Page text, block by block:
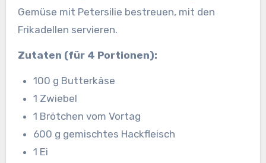
Gemüse mit Petersilie bestreuen, mit den
Frikadellen servieren.
Zutaten (für 4 Portionen):
100 g Butterkäse
1 Zwiebel
1 Brötchen vom Vortag
600 g gemischtes Hackfleisch
1 Ei